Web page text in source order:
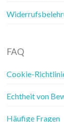
FAQ
Cookie-
Echtheit von
Häufige Fragen